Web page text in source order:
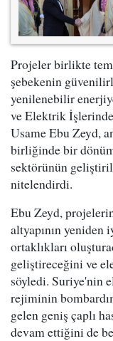
Projeler birlikte
şebekenin
yenilenebilir
ve Elektrik
Usame Ebu Zeyd,
birliğinde bir
sektörünün
nitelendirdi.
Ebu Zeyd,
altyapının yeniden
ortaklıkları
geliştireceğini ve
söyledi. Suriye'nin
rejiminin
gelen geniş çaplı
devam ettiğini de